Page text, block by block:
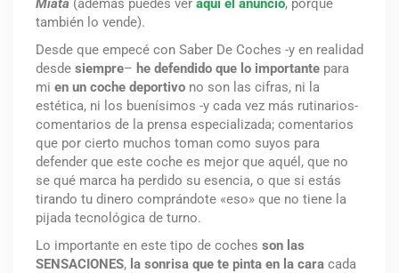
Miata (además puedes ver aquí el anuncio, porque
también lo vende).
Desde que empecé con Saber De Coches -y en realidad
desde siempre– he defendido que lo importante para
mi en un coche deportivo no son las cifras, ni la
estética, ni los buenísimos -y cada vez más rutinarios-
comentarios de la prensa especializada; comentarios
que por cierto muchos toman como suyos para
defender que este coche es mejor que aquél, que no
se qué marca ha perdido su esencia, o que si estás
tirando tu dinero comprándote «eso» que no tiene la
pijada tecnológica de turno.
Lo importante en este tipo de coches son las
SENSACIONES, la sonrisa que te pinta en la cara cada